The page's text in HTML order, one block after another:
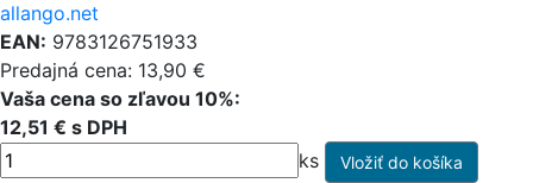
allango.net
EAN: 9783126751933
Predajná cena: 13,90 €
Vaša cena so zľavou 10%:
12,51 € s DPH
ks